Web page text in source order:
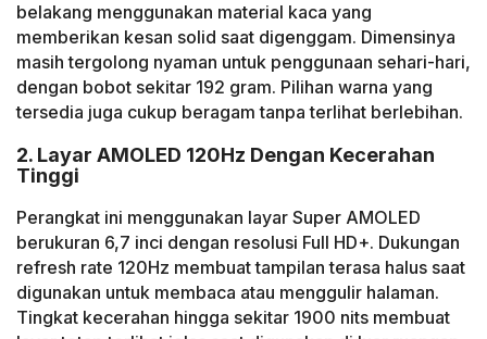
belakang menggunakan material kaca yang
memberikan kesan solid saat digenggam. Dimensinya
masih tergolong nyaman untuk penggunaan sehari-hari,
dengan bobot sekitar 192 gram. Pilihan warna yang
tersedia juga cukup beragam tanpa terlihat berlebihan.
2. Layar AMOLED 120Hz Dengan Kecerahan
Tinggi
Perangkat ini menggunakan layar Super AMOLED
berukuran 6,7 inci dengan resolusi Full HD+. Dukungan
refresh rate 120Hz membuat tampilan terasa halus saat
digunakan untuk membaca atau menggulir halaman.
Tingkat kecerahan hingga sekitar 1900 nits membuat